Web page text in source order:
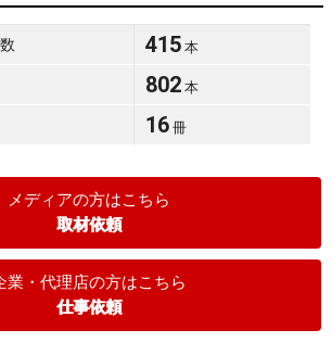
415 本
802 本
16 冊
メディアの方はこちら
取材依頼
業・代理店の方はこちら
仕事依頼